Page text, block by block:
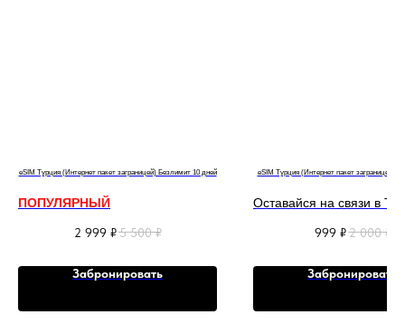
eSIM Турция (Интернет пакет заграницей) Безлимит 10 дней
ПОПУЛЯРНЫЙ
Интернет c eSIM
выгоднее цена!
2 999 ₽5 500 ₽
Забронировать
eSIM Турция (Интернет пакет заграницей)
Оставайся на связи в
Выгоднее чем местная
Покупай 2 и более
999 ₽2 000 ₽
Забронировать